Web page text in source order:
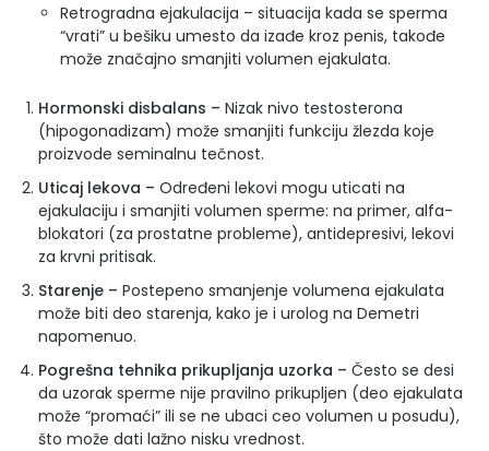
Retrogradna ejakulacija – situacija kada se sperma
“vrati” u bešiku umesto da izađe kroz penis, takođe
može značajno smanjiti volumen ejakulata.
Hormonski disbalans – Nizak nivo testosterona
(hipogonadizam) može smanjiti funkciju žlezda koje
proizvode seminalnu tečnost.
Uticaj lekova – Određeni lekovi mogu uticati na
ejakulaciju i smanjiti volumen sperme: na primer, alfa-
blokatori (za prostatne probleme), antidepresivi, lekovi
za krvni pritisak.
Starenje – Postepeno smanjenje volumena ejakulata
može biti deo starenja, kako je i urolog na Demetri
napomenuo.
Pogrešna tehnika prikupljanja uzorka – Često se desi
da uzorak sperme nije pravilno prikupljen (deo ejakulata
može “promaći” ili se ne ubaci ceo volumen u posudu),
što može dati lažno nisku vrednost.